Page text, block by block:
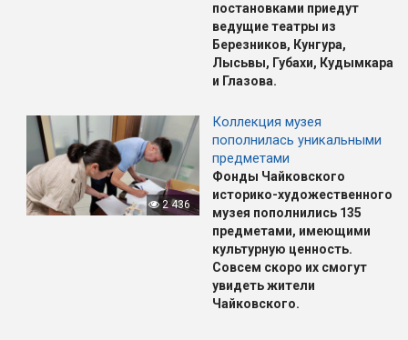
постановками приедут
ведущие театры из
Березников, Кунгура,
Лысьвы, Губахи, Кудымкара
и Глазова.
2 436
Коллекция музея
пополнилась уникальными
предметами
Фонды Чайковского
историко-художественного
музея пополнились 135
предметами, имеющими
культурную ценность.
Совсем скоро их смогут
увидеть жители
Чайковского.